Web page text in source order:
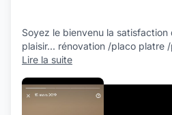
Soyez le bienvenu la
plaisir... rénovation /placo platre
Lire la suite